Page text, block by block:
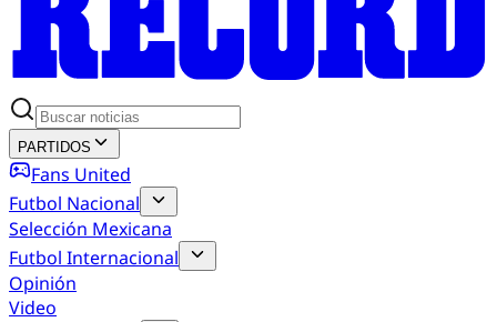
PARTIDOS
Fans United
Futbol Nacional
Selección Mexicana
Futbol Internacional
Opinión
Video